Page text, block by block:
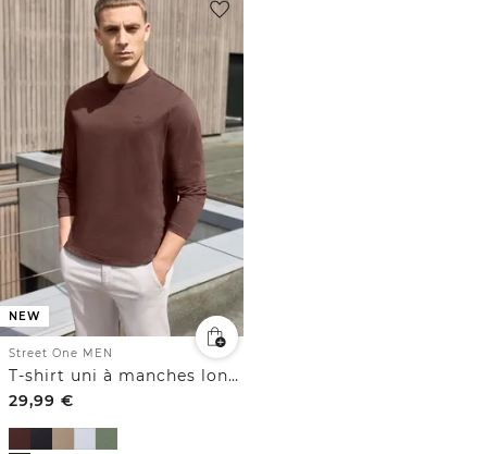
NEW
Street One MEN
T-shirt uni à manches longues et col rond
29,99 €